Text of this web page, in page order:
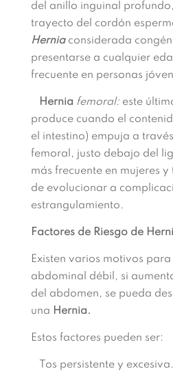
del anillo inguinal
trayecto del cordón
Hernia considerada
presentarse a cualquier
frecuente en personas
Hernia femoral:este
produce cuando el
el intestino) empuja a
femoral, justo debajo del
más frecuente en mujeres
de evolucionar a
estrangulamiento.
Factores de Riesgo de
Existen varios motivos
abdominal débil, si
del abdomen, se pueda
una Hernia.
Estos factores pueden ser:
Tos persistente y excesiva.